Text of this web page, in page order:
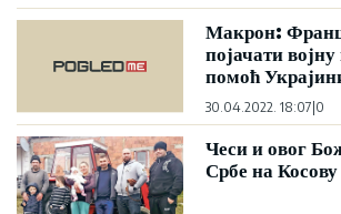
Макрон:
појачати
помоћ
30.04.2022. 18:07 0
Чеси и овог
Србе на